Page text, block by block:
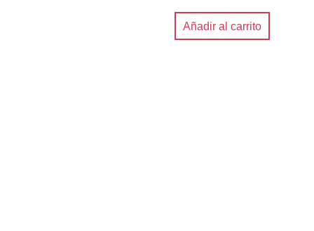
Añadir al carrito